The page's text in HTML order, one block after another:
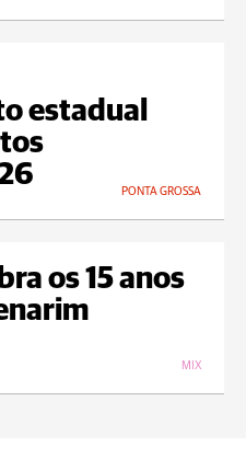
estadual
PONTA GROSSA
os 15 anos
MIX